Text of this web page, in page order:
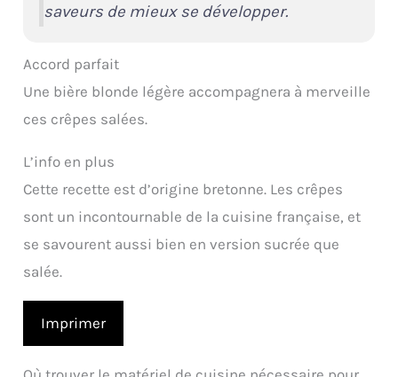
saveurs de mieux se développer.
Accord parfait
Une bière blonde légère accompagnera à merveille
ces crêpes salées.
L’info en plus
Cette recette est d’origine bretonne. Les crêpes
sont un incontournable de la cuisine française, et
se savourent aussi bien en version sucrée que
salée.
Imprimer